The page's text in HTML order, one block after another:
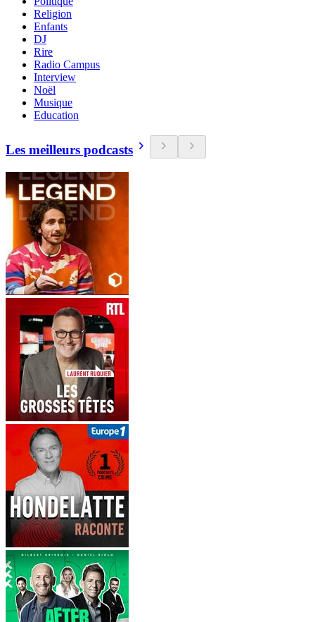
Religion
Enfants
DJ
Rire
Radio Campus
Interview
Noël
Musique
Education
Les meilleurs podcasts